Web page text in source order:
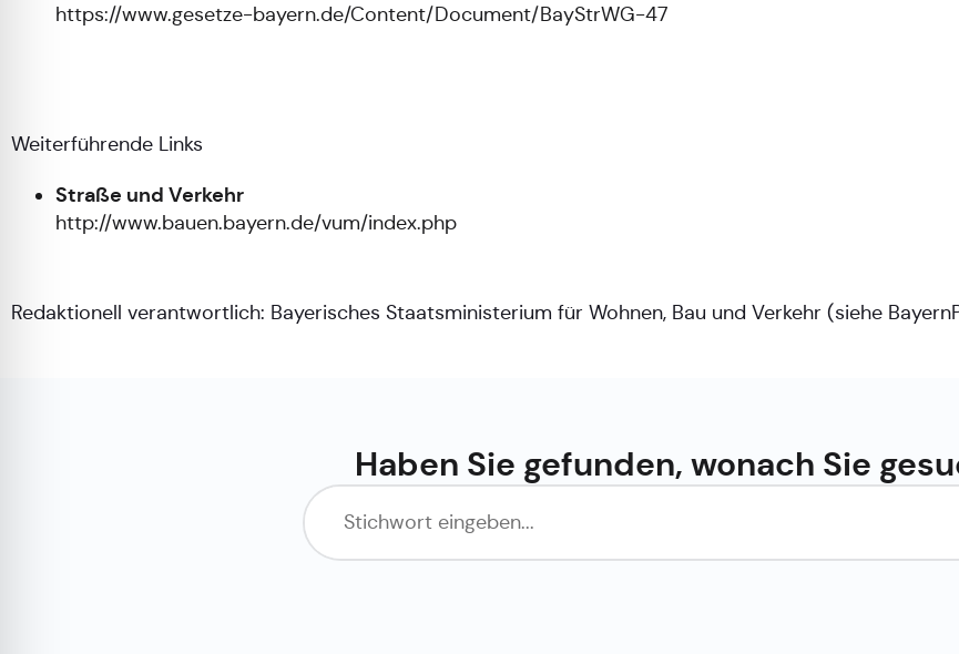
https://www.gesetze-bayern.de/Content/Document/BayStrWG-47
Weiterführende Links
Straße und Verkehr
http://www.bauen.bayern.de/vum/index.php
Redaktionell verantwortlich: Bayerisches Staatsministerium für Wohnen, Bau und Verkehr (siehe
Haben Sie gefunden, wonach Sie